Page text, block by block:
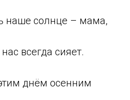
наше солнце – мама,
всегда сияет.
днём осенним